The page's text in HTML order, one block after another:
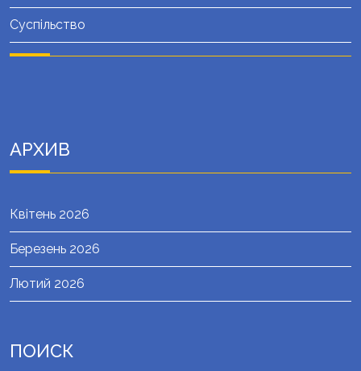
Суспільство
АРХИВ
Квітень 2026
Березень 2026
Лютий 2026
ПОИСК